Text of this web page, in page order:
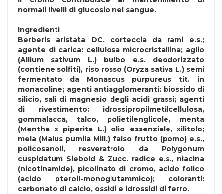
normali livelli di glucosio nel sangue.
Ingredienti
Berberis aristata DC. corteccia da rami e.s.;
agente di carica: cellulosa microcristallina; aglio
(Allium sativum L.) bulbo e.s. deodorizzato
(contiene solfiti), riso rosso (Oryza sativa L.) semi
fermentato da Monascus purpureus tit. in
monacoline; agenti antiagglomeranti: biossido di
silicio, sali di magnesio degli acidi grassi; agenti
di rivestimento: idrossipropilmetilcellulosa,
gommalacca, talco, polietilenglicole, menta
(Mentha x piperita L.) olio essenziale, xilitolo;
mela (Malus pumila Mill.) falso frutto (pomo) e.s.,
policosanoli, resveratrolo da Polygonum
cuspidatum Siebold & Zucc. radice e.s., niacina
(nicotinamide), picolinato di cromo, acido folico
(acido pteroil-monoglutammico); coloranti:
carbonato di calcio, ossidi e idrossidi di ferro.